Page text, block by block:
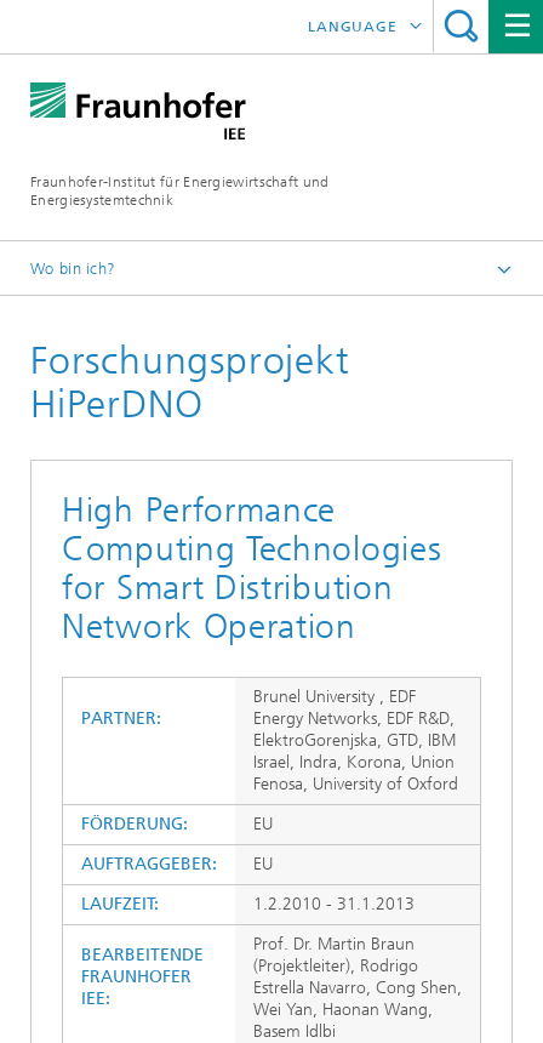
Fraunhofer-Institut für Energiewirtschaft und
Energiesystemtechnik
LANGUAGE
Wo bin ich?
Projekte
Projektsuche
Forschungsprojekt
HiPerDNO
High Performance
Computing Technologies
for Smart Distribution
Network Operation
PARTNER:
Brunel University , EDF
Energy Networks, EDF R&D,
ElektroGorenjska, GTD, IBM
Israel, Indra, Korona, Union
Fenosa, University of Oxford
FÖRDERUNG:
EU
AUFTRAGGEBER:
EU
LAUFZEIT:
1.2.2010 - 31.1.2013
BEARBEITENDE
FRAUNHOFER
IEE:
Prof. Dr. Martin Braun
(Projektleiter), Rodrigo
Estrella Navarro, Cong Shen,
Wei Yan, Haonan Wang,
Basem Idlbi